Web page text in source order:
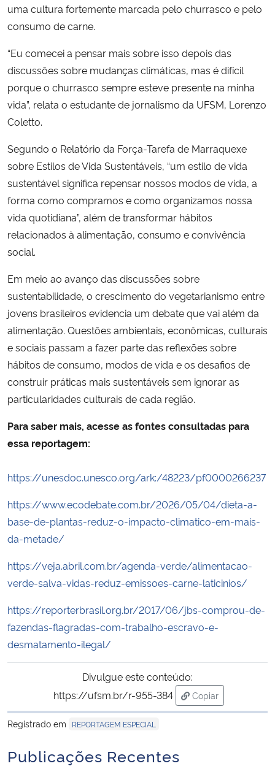
uma cultura fortemente marcada pelo churrasco e pelo
consumo de carne.
“Eu comecei a pensar mais sobre isso depois das
discussões sobre mudanças climáticas, mas é difícil
porque o churrasco sempre esteve presente na minha
vida”, relata o estudante de jornalismo da UFSM, Lorenzo
Coletto.
Segundo o Relatório da Força-Tarefa de Marraquexe
sobre Estilos de Vida Sustentáveis, “um estilo de vida
sustentável significa repensar nossos modos de vida, a
forma como compramos e como organizamos nossa
vida quotidiana”, além de transformar hábitos
relacionados à alimentação, consumo e convivência
social.
Em meio ao avanço das discussões sobre
sustentabilidade, o crescimento do vegetarianismo entre
jovens brasileiros evidencia um debate que vai além da
alimentação. Questões ambientais, econômicas, culturais
e sociais passam a fazer parte das reflexões sobre
hábitos de consumo, modos de vida e os desafios de
construir práticas mais sustentáveis sem ignorar as
particularidades culturais de cada região.
Para saber mais, acesse as fontes consultadas para
essa reportagem:
https://unesdoc.unesco.org/ark:/48223/pf0000266237
https://www.ecodebate.com.br/2026/05/04/dieta-a-
base-de-plantas-reduz-o-impacto-climatico-em-mais-
da-metade/
https://veja.abril.com.br/agenda-verde/alimentacao-
verde-salva-vidas-reduz-emissoes-carne-laticinios/
https://reporterbrasil.org.br/2017/06/jbs-comprou-de-
fazendas-flagradas-com-trabalho-escravo-e-
desmatamento-ilegal/
Divulgue este conteúdo:
https://ufsm.br/r-955-384
Copiar
para área de
Registrado em
REPORTAGEM ESPECIAL
Publicações Recentes